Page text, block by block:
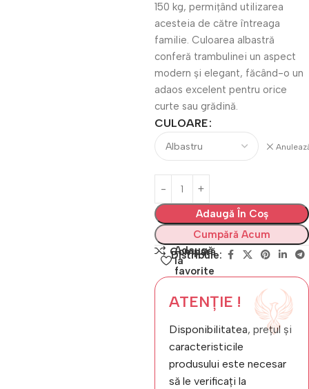
150 kg, permițând utilizarea
acesteia de către întreaga
familie. Culoarea albastră
conferă trambulinei un aspect
modern și elegant, făcând-o un
adaos excelent pentru orice
curte sau grădină.
CULOARE
Adaugă În Coș
Cumpără Acum
Compară
Adaugă
la
favorite
Distribuie:
ATENȚIE !
Disponibilitatea, prețul și
caracteristicile
produsului este necesar
să le verificați la